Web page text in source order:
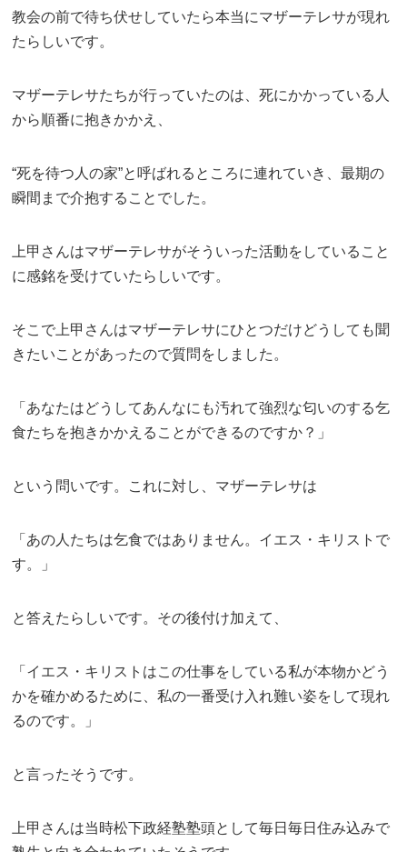
教会の前で待ち伏せしていたら本当にマザーテレサが現れ
たらしいです。
マザーテレサたちが行っていたのは、死にかかっている人
から順番に抱きかかえ、
“死を待つ人の家”と呼ばれるところに連れていき、最期の
瞬間まで介抱することでした。
上甲さんはマザーテレサがそういった活動をしていること
に感銘を受けていたらしいです。
そこで上甲さんはマザーテレサにひとつだけどうしても聞
きたいことがあったので質問をしました。
「あなたはどうしてあんなにも汚れて強烈な匂いのする乞
食たちを抱きかかえることができるのですか？」
という問いです。これに対し、マザーテレサは
「あの人たちは乞食ではありません。イエス・キリストで
す。」
と答えたらしいです。その後付け加えて、
「イエス・キリストはこの仕事をしている私が本物かどう
かを確かめるために、私の一番受け入れ難い姿をして現れ
るのです。」
と言ったそうです。
上甲さんは当時松下政経塾塾頭として毎日毎日住み込みで